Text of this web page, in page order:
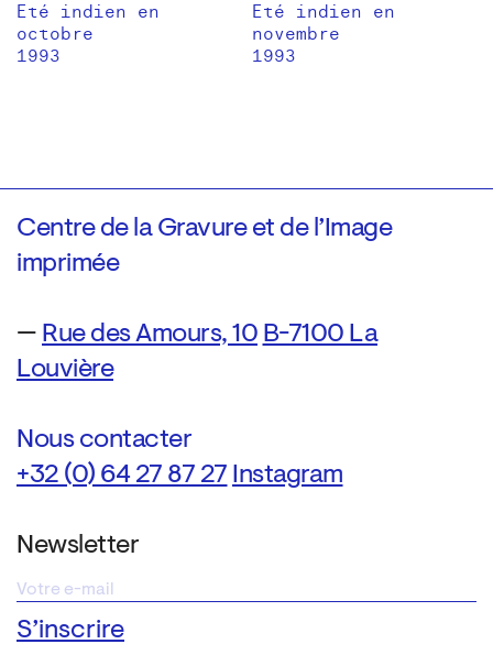
Eté indien en
octobre
1993
Eté indien en
novembre
1993
Centre de la Gravure et de l’Image
imprimée
— Rue des Amours, 10 B-7100 La
Louvière
Nous contacter
+32 (0) 64 27 87 27 Instagram
Newsletter